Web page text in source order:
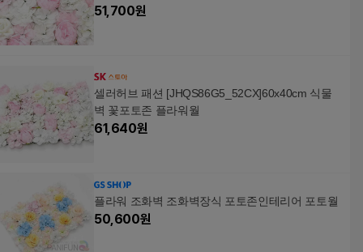
51,700원
셀러허브 패션 [JHQS86G5_52CX]60x40cm 식물
벽 꽃포토존 플라워월
61,640원
플라워 조화벽 조화벽장식 포토존인테리어 포토월
50,600원